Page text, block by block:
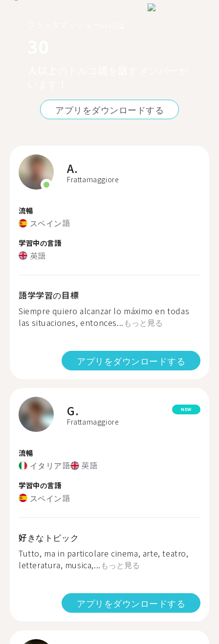
アプリをダウンロードする
A.
Frattamaggiore
流暢
スペイン語
学習中の言語
英語
語学学習の目標
Siempre quiero alcanzar lo máximo en todas
las situaciones, entonces... もっと見る
アプリをダウンロードする
G.
Frattamaggiore
NEW
流暢
イタリア語 英語
学習中の言語
スペイン語
好きなトピック
Tutto, ma in particolare cinema, arte, teatro,
letteratura, musica,... もっと見る
アプリをダウンロードする